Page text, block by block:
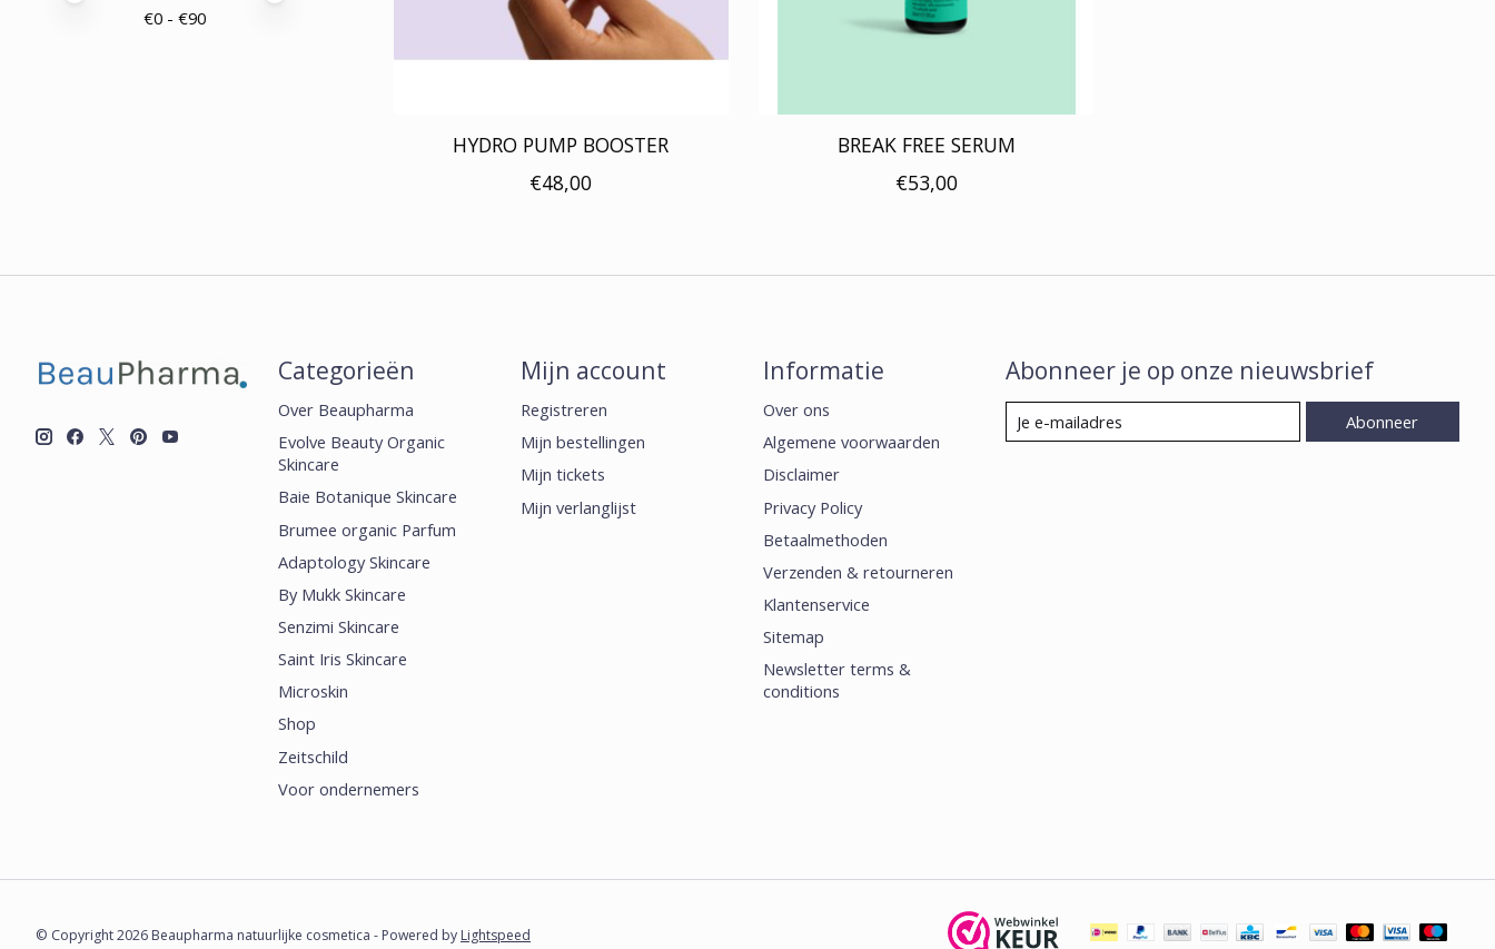
€0 - €90
HYDRO PUMP BOOSTER
€48,00
BREAK FREE SERUM
€53,00
Categorieën
Over Beaupharma
Evolve Beauty Organic
Skincare
Baie Botanique Skincare
Brumee organic Parfum
Adaptology Skincare
By Mukk Skincare
Senzimi Skincare
Saint Iris Skincare
Microskin
Shop
Zeitschild
Voor ondernemers
Mijn account
Registreren
Mijn bestellingen
Mijn tickets
Mijn verlanglijst
Informatie
Over ons
Algemene voorwaarden
Disclaimer
Privacy Policy
Betaalmethoden
Verzenden & retourneren
Klantenservice
Sitemap
Newsletter terms &
conditions
Abonneer je op onze nieuwsbrief
Abonneer
© Copyright 2026 Beaupharma natuurlijke cosmetica - Powered by Lightspeed